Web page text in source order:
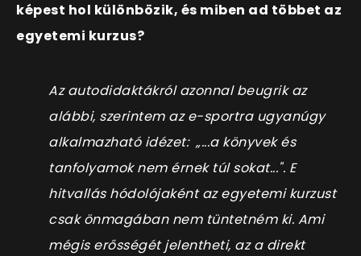
képest hol különbözik, és miben ad többet az
egyetemi kurzus?
Az autodidaktákról azonnal beugrik az
alábbi, szerintem az e-sportra ugyanúgy
alkalmazható idézet: „...a könyvek és
tanfolyamok nem érnek túl sokat...". E
hitvallás hódolójaként az egyetemi kurzust
csak önmagában nem tüntetném ki. Ami
mégis erősségét jelentheti, az a direkt